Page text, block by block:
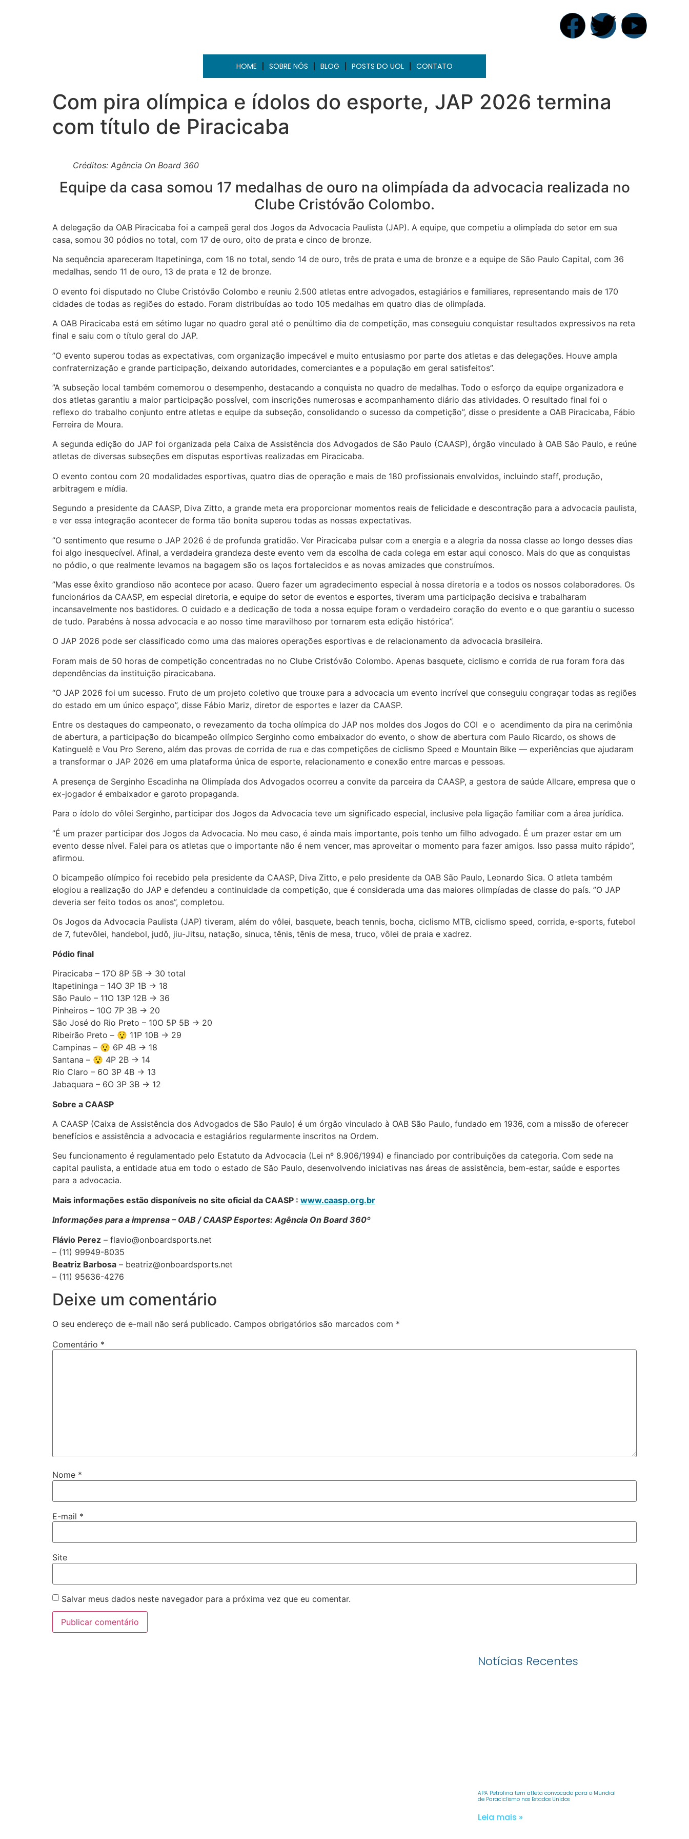
HOME SOBRE NÓS BLOG POSTS DO UOL CONTATO
Com pira olímpica e ídolos do esporte, JAP 2026 termina
com título de Piracicaba
Créditos: Agência On Board 360
Equipe da casa somou 17 medalhas de ouro na olimpíada da advocacia realizada no
Clube Cristóvão Colombo.
A delegação da OAB Piracicaba foi a campeã geral dos Jogos da Advocacia Paulista (JAP). A equipe, que competiu a olimpíada do setor em sua
casa, somou 30 pódios no total, com 17 de ouro, oito de prata e cinco de bronze.
Na sequência apareceram Itapetininga, com 18 no total, sendo 14 de ouro, três de prata e uma de bronze e a equipe de São Paulo Capital, com 36
medalhas, sendo 11 de ouro, 13 de prata e 12 de bronze.
O evento foi disputado no Clube Cristóvão Colombo e reuniu 2.500 atletas entre advogados, estagiários e familiares, representando mais de 170
cidades de todas as regiões do estado. Foram distribuídas ao todo 105 medalhas em quatro dias de olimpíada.
A OAB Piracicaba está em sétimo lugar no quadro geral até o penúltimo dia de competição, mas conseguiu conquistar resultados expressivos na reta
final e saiu com o título geral do JAP.
”O evento superou todas as expectativas, com organização impecável e muito entusiasmo por parte dos atletas e das delegações. Houve ampla
confraternização e grande participação, deixando autoridades, comerciantes e a população em geral satisfeitos”.
”A subseção local também comemorou o desempenho, destacando a conquista no quadro de medalhas. Todo o esforço da equipe organizadora e
dos atletas garantiu a maior participação possível, com inscrições numerosas e acompanhamento diário das atividades. O resultado final foi o
reflexo do trabalho conjunto entre atletas e equipe da subseção, consolidando o sucesso da competição”, disse o presidente a OAB Piracicaba, Fábio
Ferreira de Moura.
A segunda edição do JAP foi organizada pela Caixa de Assistência dos Advogados de São Paulo (CAASP), órgão vinculado à OAB São Paulo, e reúne
atletas de diversas subseções em disputas esportivas realizadas em Piracicaba.
O evento contou com 20 modalidades esportivas, quatro dias de operação e mais de 180 profissionais envolvidos, incluindo staff, produção,
arbitragem e mídia.
Segundo a presidente da CAASP, Diva Zitto, a grande meta era proporcionar momentos reais de felicidade e descontração para a advocacia paulista,
e ver essa integração acontecer de forma tão bonita superou todas as nossas expectativas.
”O sentimento que resume o JAP 2026 é de profunda gratidão. Ver Piracicaba pulsar com a energia e a alegria da nossa classe ao longo desses dias
foi algo inesquecível. Afinal, a verdadeira grandeza deste evento vem da escolha de cada colega em estar aqui conosco. Mais do que as conquistas
no pódio, o que realmente levamos na bagagem são os laços fortalecidos e as novas amizades que construímos.
”Mas esse êxito grandioso não acontece por acaso. Quero fazer um agradecimento especial à nossa diretoria e a todos os nossos colaboradores. Os
funcionários da CAASP, em especial diretoria, e equipe do setor de eventos e esportes, tiveram uma participação decisiva e trabalharam
incansavelmente nos bastidores. O cuidado e a dedicação de toda a nossa equipe foram o verdadeiro coração do evento e o que garantiu o sucesso
de tudo. Parabéns à nossa advocacia e ao nosso time maravilhoso por tornarem esta edição histórica”.
O JAP 2026 pode ser classificado como uma das maiores operações esportivas e de relacionamento da advocacia brasileira.
Foram mais de 50 horas de competição concentradas no no Clube Cristóvão Colombo. Apenas basquete, ciclismo e corrida de rua foram fora das
dependências da instituição piracicabana.
“O JAP 2026 foi um sucesso. Fruto de um projeto coletivo que trouxe para a advocacia um evento incrível que conseguiu congraçar todas as regiões
do estado em um único espaço”, disse Fábio Mariz, diretor de esportes e lazer da CAASP.
Entre os destaques do campeonato, o revezamento da tocha olímpica do JAP nos moldes dos Jogos do COI e o acendimento da pira na cerimônia
de abertura, a participação do bicampeão olímpico Serginho como embaixador do evento, o show de abertura com Paulo Ricardo, os shows de
Katinguelê e Vou Pro Sereno, além das provas de corrida de rua e das competições de ciclismo Speed e Mountain Bike — experiências que ajudaram
a transformar o JAP 2026 em uma plataforma única de esporte, relacionamento e conexão entre marcas e pessoas.
A presença de Serginho Escadinha na Olimpíada dos Advogados ocorreu a convite da parceira da CAASP, a gestora de saúde Allcare, empresa que o
ex-jogador é embaixador e garoto propaganda.
Para o ídolo do vôlei Serginho, participar dos Jogos da Advocacia teve um significado especial, inclusive pela ligação familiar com a área jurídica.
”É um prazer participar dos Jogos da Advocacia. No meu caso, é ainda mais importante, pois tenho um filho advogado. É um prazer estar em um
evento desse nível. Falei para os atletas que o importante não é nem vencer, mas aproveitar o momento para fazer amigos. Isso passa muito rápido”,
afirmou.
O bicampeão olímpico foi recebido pela presidente da CAASP, Diva Zitto, e pelo presidente da OAB São Paulo, Leonardo Sica. O atleta também
elogiou a realização do JAP e defendeu a continuidade da competição, que é considerada uma das maiores olimpíadas de classe do país. ”O JAP
deveria ser feito todos os anos”, completou.
Os Jogos da Advocacia Paulista (JAP) tiveram, além do vôlei, basquete, beach tennis, bocha, ciclismo MTB, ciclismo speed, corrida, e-sports, futebol
de 7, futevôlei, handebol, judô, jiu-Jitsu, natação, sinuca, tênis, tênis de mesa, truco, vôlei de praia e xadrez.
Pódio final
Piracicaba – 17O 8P 5B → 30 total
Itapetininga – 14O 3P 1B → 18
São Paulo – 11O 13P 12B → 36
Pinheiros – 10O 7P 3B → 20
São José do Rio Preto – 10O 5P 5B → 20
Ribeirão Preto – 😯 11P 10B → 29
Campinas – 😯 6P 4B → 18
Santana – 😯 4P 2B → 14
Rio Claro – 6O 3P 4B → 13
Jabaquara – 6O 3P 3B → 12
Sobre a CAASP
A CAASP (Caixa de Assistência dos Advogados de São Paulo) é um órgão vinculado à OAB São Paulo, fundado em 1936, com a missão de oferecer
benefícios e assistência a advocacia e estagiários regularmente inscritos na Ordem.
Seu funcionamento é regulamentado pelo Estatuto da Advocacia (Lei nº 8.906/1994) e financiado por contribuições da categoria. Com sede na
capital paulista, a entidade atua em todo o estado de São Paulo, desenvolvendo iniciativas nas áreas de assistência, bem-estar, saúde e esportes
para a advocacia.
Mais informações estão disponíveis no site oficial da CAASP : www.caasp.org.br
Informações para a imprensa – OAB / CAASP Esportes: Agência On Board 360º
Flávio Perez – flavio@onboardsports.net
– (11) 99949-8035
Beatriz Barbosa – beatriz@onboardsports.net
– (11) 95636-4276
Deixe um comentário
O seu endereço de e-mail não será publicado. Campos obrigatórios são marcados com *
Comentário *
Nome *
E-mail *
Site
Salvar meus dados neste navegador para a próxima vez que eu comentar.
Notícias Recentes
APA Petrolina tem atleta convocado para o Mundial
de Paraciclismo nos Estados Unidos
Leia mais »